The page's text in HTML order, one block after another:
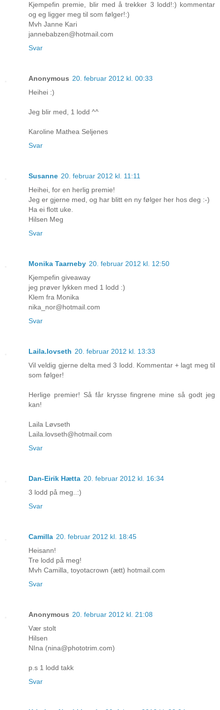
Kjempefin premie, blir med å trekker 3 lodd!:) kommentar
og eg ligger meg til som følger!:)
Mvh Janne Kari
jannebabzen@hotmail.com
Svar
Anonymous 20. februar 2012 kl. 00:33
Heihei :)
Jeg blir med, 1 lodd ^^
Karoline Mathea Seljenes
Svar
Susanne 20. februar 2012 kl. 11:11
Heihei, for en herlig premie!
Jeg er gjerne med, og har blitt en ny følger her hos deg :-)
Ha ei flott uke.
Hilsen Meg
Svar
Monika Taarneby 20. februar 2012 kl. 12:50
Kjempefin giveaway
jeg prøver lykken med 1 lodd :)
Klem fra Monika
nika_nor@hotmail.com
Svar
Laila.lovseth 20. februar 2012 kl. 13:33
Vil veldig gjerne delta med 3 lodd. Kommentar + lagt meg til
som følger!
Herlige premier! Så får krysse fingrene mine så godt jeg
kan!
Laila Løvseth
Laila.lovseth@hotmail.com
Svar
Dan-Eirik Hætta 20. februar 2012 kl. 16:34
3 lodd på meg..:)
Svar
Camilla 20. februar 2012 kl. 18:45
Heisann!
Tre lodd på meg!
Mvh Camilla, toyotacrown (ætt) hotmail.com
Svar
Anonymous 20. februar 2012 kl. 21:08
Vær stolt
Hilsen
NIna (nina@phototrim.com)
p.s 1 lodd takk
Svar